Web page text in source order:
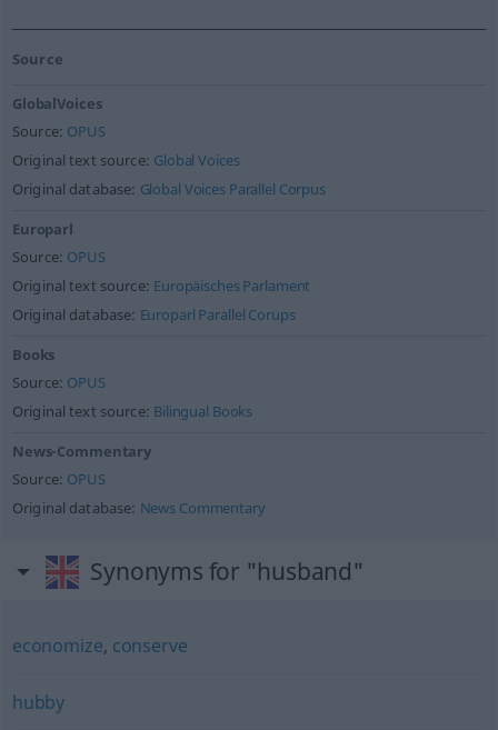
Source
GlobalVoices
Source: OPUS
Original text source: Global Voices
Original database: Global Voices Parallel Corpus
Europarl
Source: OPUS
Original text source: Europäisches Parlament
Original database: Europarl Parallel Corups
Books
Source: OPUS
Original text source: Bilingual Books
News-Commentary
Source: OPUS
Original database: News Commentary
Synonyms for "husband"
economize, conserve
hubby